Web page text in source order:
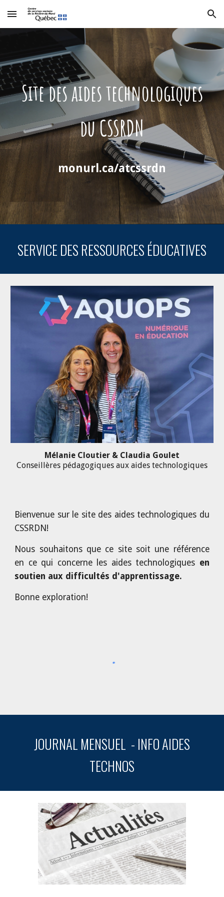
Skip to main content Skip to navigation
Site des aides technologiques
du CSSRDN
monurl.ca/atcssrdn
SERVICE DES RESSOURCES ÉDUCATIVES
Mélanie Cloutier & Claudia Goulet
Conseillères pédagogiques aux aides technologiques
Bienvenue sur le site des aides technologiques du
CSSRDN!
Nous souhaitons que ce site soit une référence
en ce qui concerneles aides technologiques en
soutien aux difficultés d'apprentissage.
Bonne exploration!
JOURNAL MENSUEL - INFO AIDES
TECHNOS